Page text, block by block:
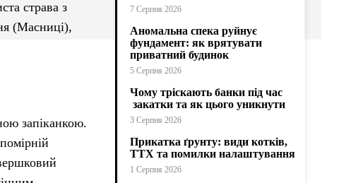
страва з
(Масниці),
запіканкою.
7 Серпня 2026
Аномальна спека руйнує
фундамент: як врятувати
приватний будинок
5 Серпня 2026
Чому тріскають банки під час
закатки та як цього уникнути
3 Серпня 2026
Прикатка ґрунту: види котків,
ТТХ та помилки налаштування
1 Серпня 2026